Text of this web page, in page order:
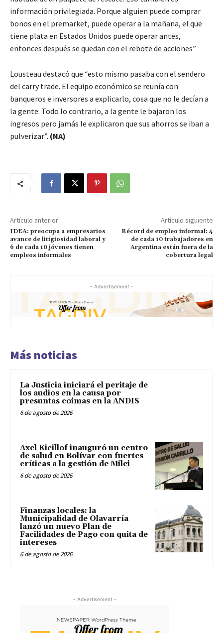
información privilegiada. Porque alguien puede comprar
bonos en el premarket, puede operar a la mañana, el que
tiene plata en Estados Unidos puede operar antes,
entonces después se quedan con el rebote de acciones”
Lousteau destacó que “esto mismo pasaba con el sendero
del carry trade. El equipo económico se reunía con
banqueros e inversores a explicarlo, cosa que no le decían a
la gente. Todo lo contrario, a la gente le bajaron los
ingresos pero jamás le explicaron que sus ahorros se iban a
pulverizar”. (NA)
Artículo anterior
IDEA: preocupa a empresarios
avance de litigiosidad laboral y
6 de cada 10 jóvenes tienen
empleos informales
Artículo siguiente
Récord de empleo informal: 4
de cada 10 trabajadores en
Argentina están fuera de la
cobertura legal
- Advertisement -
Más noticias
La Justicia iniciará el peritaje de
los audios en la causa por
presuntas coimas en la ANDIS
6 de agosto de 2026
Axel Kicillof inauguró un centro
de salud en Bolívar con fuertes
críticas a la gestión de Milei
6 de agosto de 2026
Finanzas locales: la
Municipalidad de Olavarría
lanzó un nuevo Plan de
Facilidades de Pago con quita de
intereses
6 de agosto de 2026
- Advertisement -